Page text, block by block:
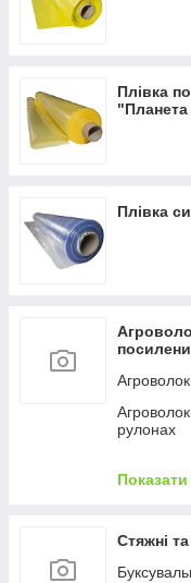
Плівка
Плівка
рулонах
рулонах.
Стяжні